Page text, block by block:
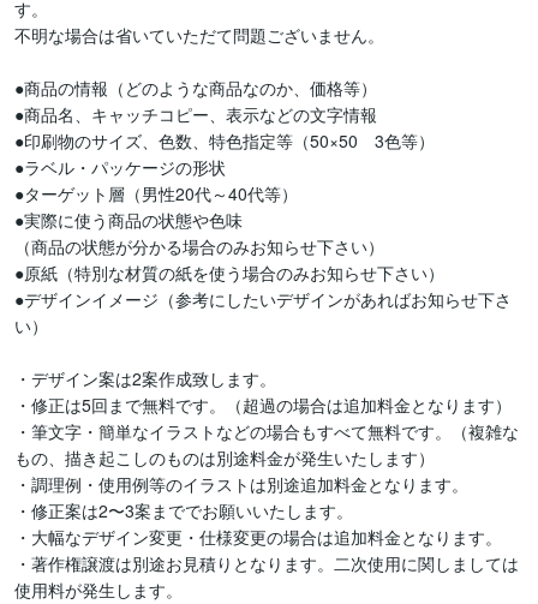
す。
不明な場合は省いていただて問題ございません。
●商品の情報（どのような商品なのか、価格等）
●商品名、キャッチコピー、表示などの文字情報
●印刷物のサイズ、色数、特色指定等（50×50　3色等）
●ラベル・パッケージの形状
●ターゲット層（男性20代～40代等）
●実際に使う商品の状態や色味
（商品の状態が分かる場合のみお知らせ下さい）
●原紙（特別な材質の紙を使う場合のみお知らせ下さい）
●デザインイメージ（参考にしたいデザインがあればお知らせ下さ
い）
・デザイン案は2案作成致します。
・修正は5回まで無料です。（超過の場合は追加料金となります）
・筆文字・簡単なイラストなどの場合もすべて無料です。（複雑な
もの、描き起こしのものは別途料金が発生いたします）
・調理例・使用例等のイラストは別途追加料金となります。
・修正案は2〜3案まででお願いいたします。
・大幅なデザイン変更・仕様変更の場合は追加料金となります。
・著作権譲渡は別途お見積りとなります。二次使用に関しましては
使用料が発生します。